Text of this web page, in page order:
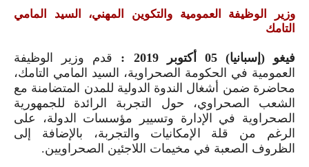
وزير الوظيفة العمومية والتكوين المهني، السيد المامي
التامك
فيغو (إسبانيا)05 أكتوبر2019
: قدم وزير الوظيفة
العمومية في الحكومة الصحراوية، السيد المامي التامك،
محاضرة ضمن أشغال الندوة الدولية للمدن المتضامنة مع
الشعب الصحراوي، حول التجربة الرائدة للجمهورية
الصحراوية في الإدارة وتسيير مؤسسات الدولة، على
الرغم من قلة الإمكانيات والتجربة، بالإضافة إلى
الظروف الصعبة في مخيمات اللاجئين الصحراويين.